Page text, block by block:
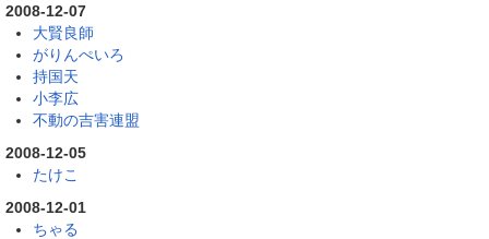
2008-12-07
大賢良師
がりんぺいろ
持国天
小李広
不動の吉害連盟
2008-12-05
たけこ
2008-12-01
ちゃる